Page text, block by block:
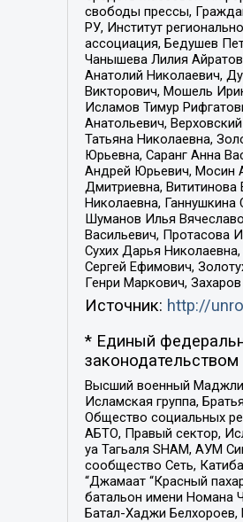
свободы прессы,
РУ, Институт
ассоциация, Бедушев
Чанышева Лилия
Анатолий Николаевич,
Викторович, Мошель
Исламов Тимур
Анатольевич,
Татьяна Николаевна,
Юрьевна, Саранг Анна
Андрей Юрьевич, Мосин
Дмитриевна,
Николаевна,
Шуманов Илья
Васильевич, Протасова
Сухих Дарья
Сергей Ефимович,
Генри Маркович,
Источник: http://
* Единый
Высший военный
Исламская группа,
Общество социальных
АБТО, Правый сектор,
уа Тагьаля SHAM, АУМ
сообщество Сеть,
“Джамаат “Красный
батальон имени Номана
Батал-Хаджи